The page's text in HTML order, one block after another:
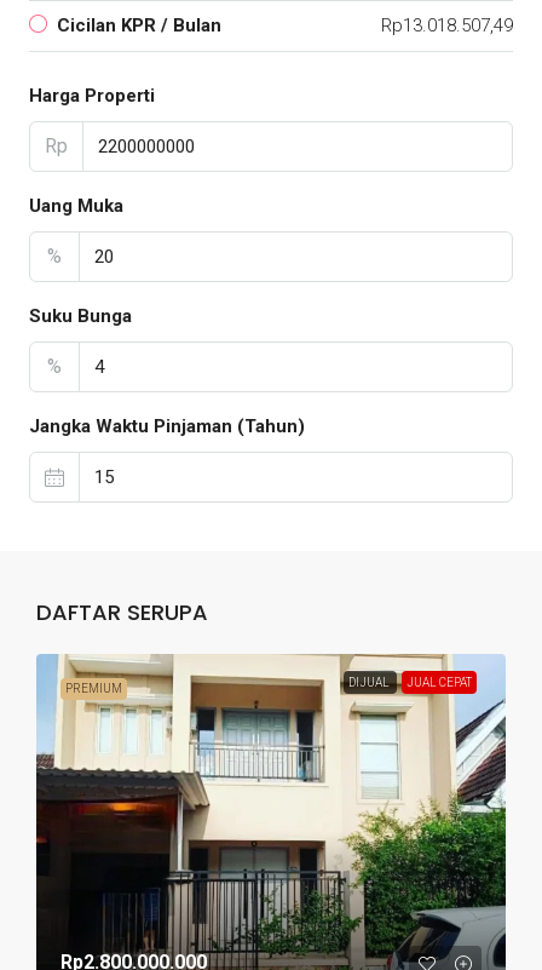
Cicilan KPR / Bulan Rp13.018.507,49
Harga Properti
Rp
Uang Muka
%
Suku Bunga
%
Jangka Waktu Pinjaman (Tahun)
DAFTAR SERUPA
PREMIUM DIJUAL JUAL CEPAT
Rp2.800.000.000